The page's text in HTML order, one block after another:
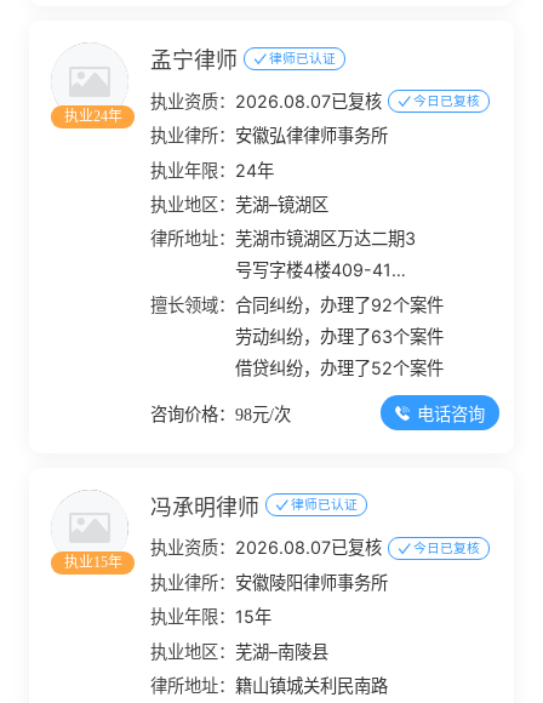
执业24年
孟宁律师 律师已认证
执业资质： 2026.08.07已复核 今日已复核
执业律所： 安徽弘律律师事务所
执业年限： 24年
执业地区：芜湖–镜湖区
律所地址：芜湖市镜湖区万达二期3
号写字楼4楼409-412
室
擅长领域：合同纠纷，办理了92个案件
劳动纠纷，办理了63个案件
借贷纠纷，办理了52个案件
咨询价格：98元/次 电话咨询
执业15年
冯承明律师 律师已认证
执业资质： 2026.08.07已复核 今日已复核
执业律所： 安徽陵阳律师事务所
执业年限： 15年
执业地区：芜湖–南陵县
律所地址：籍山镇城关利民南路